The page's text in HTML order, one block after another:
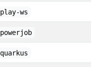
play-ws
powerjob
quarkus